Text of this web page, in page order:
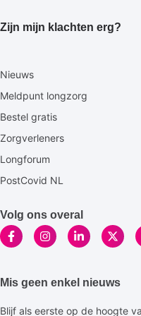
Zijn mijn klachten erg?
Secundaire
Nieuws
Meldpunt longzorg
Bestel gratis
Zorgverleners
Longforum
PostCovid NL
Volg ons overal
Mis geen enkel nieuws
Blijf als eerste op de hoogte